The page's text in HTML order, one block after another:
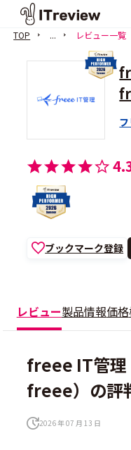
TOP ... レビュー一覧
ブックマーク登録
レビュー製品情報価格
freee IT管
freee）の評
2026 年 07 月 13 日